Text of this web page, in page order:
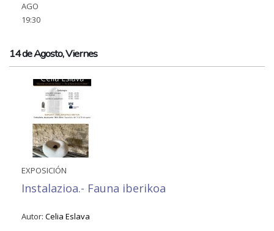
AGO
19:30
14 de Agosto, Viernes
EXPOSICIÓN
Instalazioa.- Fauna iberikoa
Autor: Celia Eslava